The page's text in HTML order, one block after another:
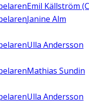
Emil Källström
Janine Alm
Ulla Andersson
Mathias Sundin
Ulla Andersson